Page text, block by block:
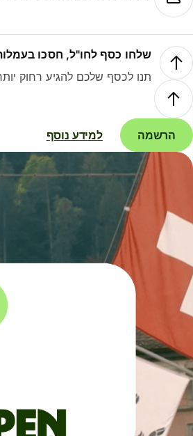
שלחו כסף לחו"ל, חסכו בעמלות
תנו לכסף שלכם להגיע רחוק
הרשמה למידע נוסף